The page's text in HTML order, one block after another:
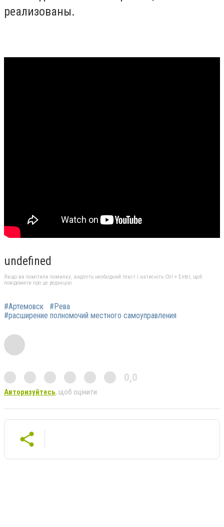
реализованы.
undefined
Якщо ви помітили помилку, виділіть необхідний текст і натисніть Ctrl + Enter, щоб
повідомити про це редакцію
#Артемовск
#Рева
#расширение полномочий местного самоуправления
0,0
Авторизуйтесь, щоб оцінити